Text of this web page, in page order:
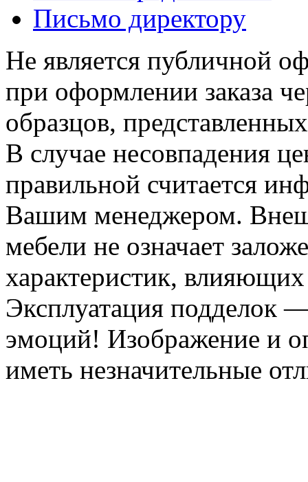
Письмо директору
Не является публичной
при оформлении заказа
образцов,
В случае несовпадения
правильной считается
Вашим менеджером.
мебели не означает
характеристик, влияющих
Эксплуатация подделок
эмоций! Изображение и
иметь незначительные